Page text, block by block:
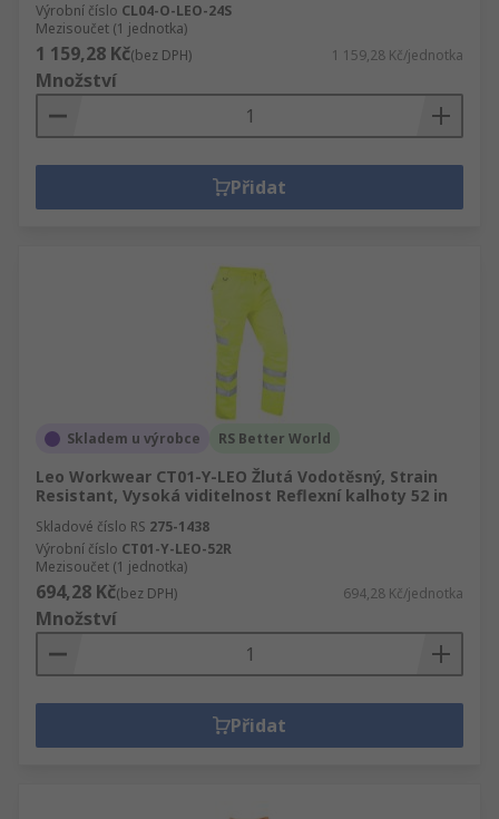
Výrobní číslo CL04-O-LEO-24S
Mezisoučet (1 jednotka)
1 159,28 Kč(bez DPH) 1 159,28 Kč/jednotka
Množství
Přidat
Skladem u výrobce RS Better World
Leo Workwear CT01-Y-LEO Žlutá Vodotěsný, Strain
Resistant, Vysoká viditelnost Reflexní kalhoty 52 in
Skladové číslo RS 275-1438
Výrobní číslo CT01-Y-LEO-52R
Mezisoučet (1 jednotka)
694,28 Kč(bez DPH) 694,28 Kč/jednotka
Množství
Přidat